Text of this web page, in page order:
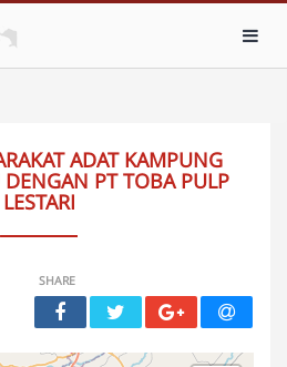
ADAT KAMPUNG
PT TOBA PULP
LESTARI
SHARE